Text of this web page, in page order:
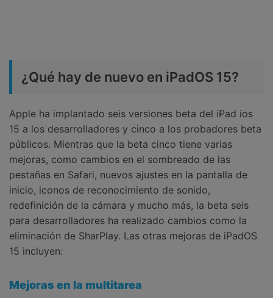
¿Qué hay de nuevo en iPadOS 15?
Apple ha implantado seis versiones beta del iPad ios
15 a los desarrolladores y cinco a los probadores beta
públicos. Mientras que la beta cinco tiene varias
mejoras, como cambios en el sombreado de las
pestañas en Safari, nuevos ajustes en la pantalla de
inicio, iconos de reconocimiento de sonido,
redefinición de la cámara y mucho más, la beta seis
para desarrolladores ha realizado cambios como la
eliminación de SharPlay. Las otras mejoras de iPadOS
15 incluyen:
Mejoras en la multitarea